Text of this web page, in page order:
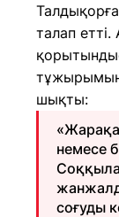
талап
шықты:
немесе
соғуды